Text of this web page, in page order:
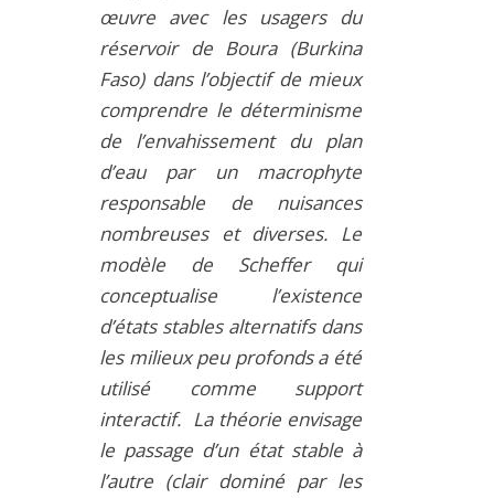
œuvre avec les usagers du
réservoir de Boura (Burkina
Faso) dans l’objectif de mieux
comprendre le déterminisme
de l’envahissement du plan
d’eau par un macrophyte
responsable de nuisances
nombreuses et diverses. Le
modèle de Scheffer qui
conceptualise l’existence
d’états stables alternatifs dans
les milieux peu profonds a été
utilisé comme support
interactif. La théorie envisage
le passage d’un état stable à
l’autre (clair dominé par les